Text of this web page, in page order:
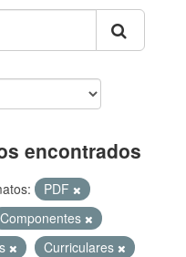
encontrados
PDF
Componentes
Curriculares